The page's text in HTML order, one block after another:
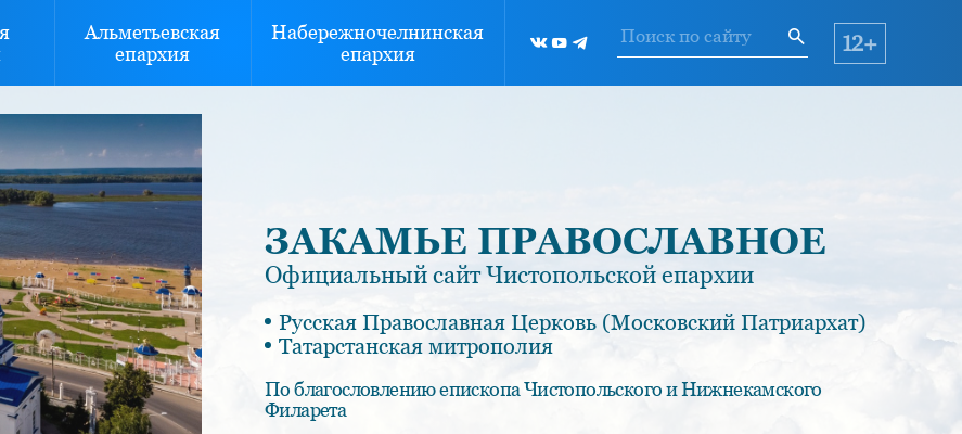
Альметьевская
епархия
Набережночелнинская
епархия
12+
ЗАКАМЬЕ ПРАВОСЛАВНОЕ
Официальный сайт Чистопольской епархии
Русская Православная Церковь (Московский Патриархат)
Татарстанская митрополия
По благословлению епископа Чистопольского и Нижнекамского
Филарета